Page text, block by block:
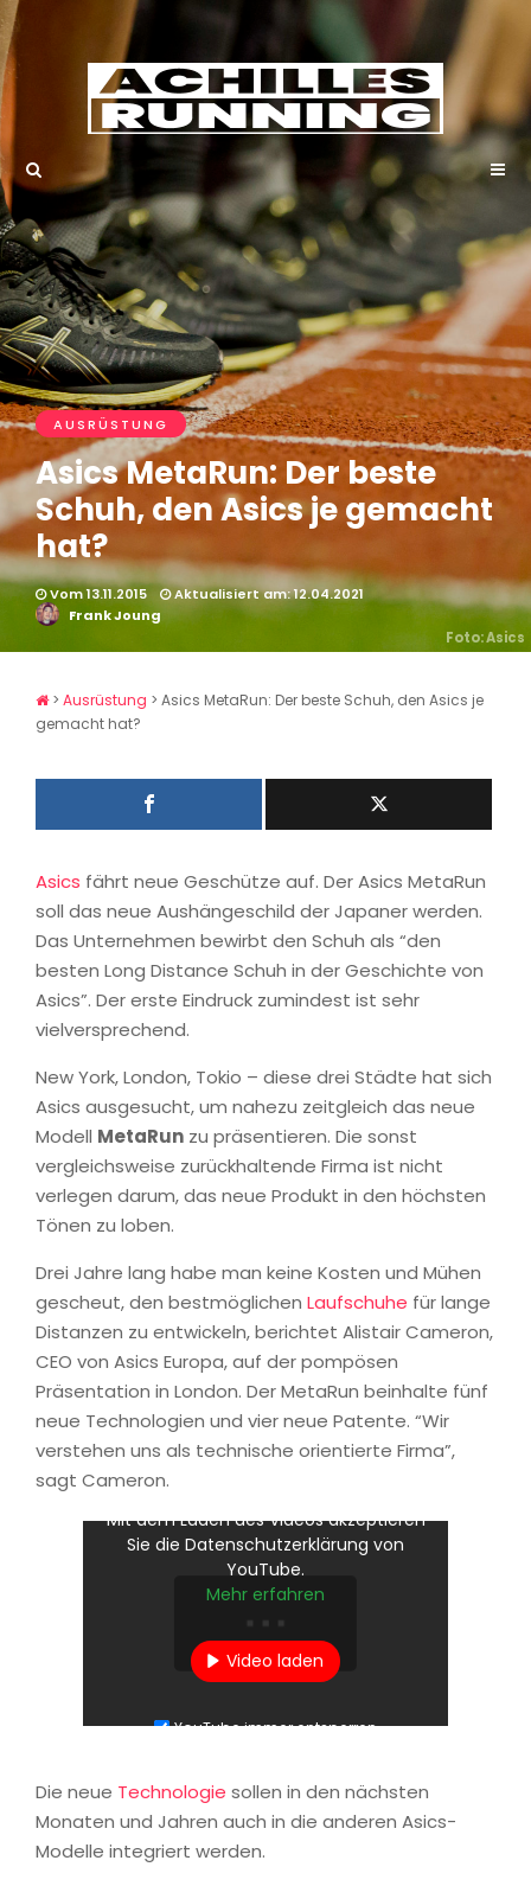
AUSRÜSTUNG
Asics MetaRun: Der beste
Schuh, den Asics je gemacht
hat?
Vom 13.11.2015
Aktualisiert am: 12.04.2021
Frank Joung
Foto: Asics
> Ausrüstung > Asics MetaRun: Der beste Schuh, den Asics je
gemacht hat?
Asics fährt neue Geschütze auf. Der Asics MetaRun
soll das neue Aushängeschild der Japaner werden.
Das Unternehmen bewirbt den Schuh als “den
besten Long Distance Schuh in der Geschichte von
Asics”. Der erste Eindruck zumindest ist sehr
vielversprechend.
New York, London, Tokio – diese drei Städte hat sich
Asics ausgesucht, um nahezu zeitgleich das neue
Modell MetaRun zu präsentieren. Die sonst
vergleichsweise zurückhaltende Firma ist nicht
verlegen darum, das neue Produkt in den höchsten
Tönen zu loben.
Drei Jahre lang habe man keine Kosten und Mühen
gescheut, den bestmöglichen Laufschuhe für lange
Distanzen zu entwickeln, berichtet Alistair Cameron,
CEO von Asics Europa, auf der pompösen
Präsentation in London. Der MetaRun beinhalte fünf
neue Technologien und vier neue Patente. “Wir
verstehen uns als technische orientierte Firma”,
sagt Cameron.
Mit dem Laden des Videos akzeptieren
Sie die Datenschutzerklärung von
YouTube.
Mehr erfahren
Video laden
YouTube immer entsperren
Die neue Technologie sollen in den nächsten
Monaten und Jahren auch in die anderen Asics-
Modelle integriert werden.